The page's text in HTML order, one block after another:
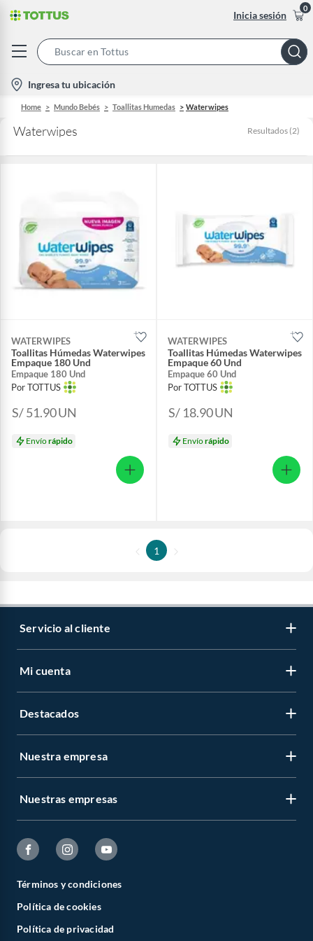
Inicia sesión
0
Bar
location-
icon
Ingresa tu ubicación
Home Mundo Bebés Toallitas Humedas Waterwipes
Waterwipes Resultados (2)
WATERWIPES
Toallitas Húmedas Waterwipes
Empaque 180 Und
Empaque 180 Und
Por TOTTUS
S/ 51.90UN
Envíorápido
WATERWIPES
Toallitas Húmedas Waterwipes
Empaque 60 Und
Empaque 60 Und
Por TOTTUS
S/ 18.90UN
Envíorápido
1
Servicio al cliente
Mi cuenta
Destacados
Nuestra empresa
Nuestras empresas
Términos y condiciones
Política de cookies
Política de privacidad